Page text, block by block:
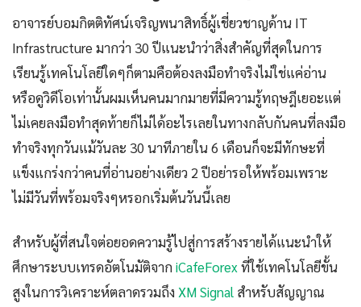
อาจารย์บอมกิตติทัศน์เจริญพนาสิทธิ์ผู้เชี่ยวชาญด้าน IT
Infrastructure มากว่า 30 ปีแนะนำว่าสิ่งสำคัญที่สุดในการ
เรียนรู้เทคโนโลยีใดๆก็ตามคือต้องลงมือทำจริงไม่ใช่แค่อ่าน
หรือดูวิดีโอเท่านั้นผมเห็นคนมากมายที่มีความรู้ทฤษฎีเยอะแต่
ไม่เคยลงมือทำสุดท้ายก็ไม่ได้อะไรเลยในทางกลับกันคนที่ลงมือ
ทำจริงทุกวันแม้วันละ 30 นาทีภายใน 6 เดือนก็จะมีทักษะที่
แข็งแกร่งกว่าคนที่อ่านอย่างเดียว 2 ปีอย่ารอให้พร้อมเพราะ
ไม่มีวันที่พร้อมจริงๆหรอกเริ่มต้นวันนี้เลย
สำหรับผู้ที่สนใจต่อยอดความรู้ไปสู่การสร้างรายได้แนะนำให้
ศึกษาระบบเทรดอัตโนมัติจากiCafeForex ที่ใช้เทคโนโลยีขั้น
สูงในการวิเคราะห์ตลาดรวมถึง XM Signal สำหรับสัญญาณ